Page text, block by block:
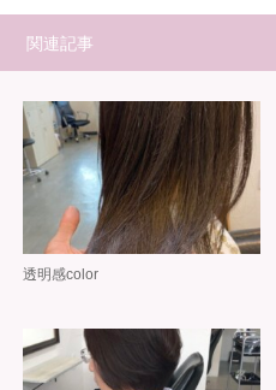
関連記事
透明感color